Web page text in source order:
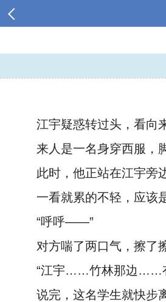
江宇疑惑转过头，看向
来人是一名身穿西服，
此时，他正站在江宇旁
一看就累的不轻，应该
“呼呼——”
对方喘了两口气，擦了
“江宇……竹林那边……
说完，这名学生就快步